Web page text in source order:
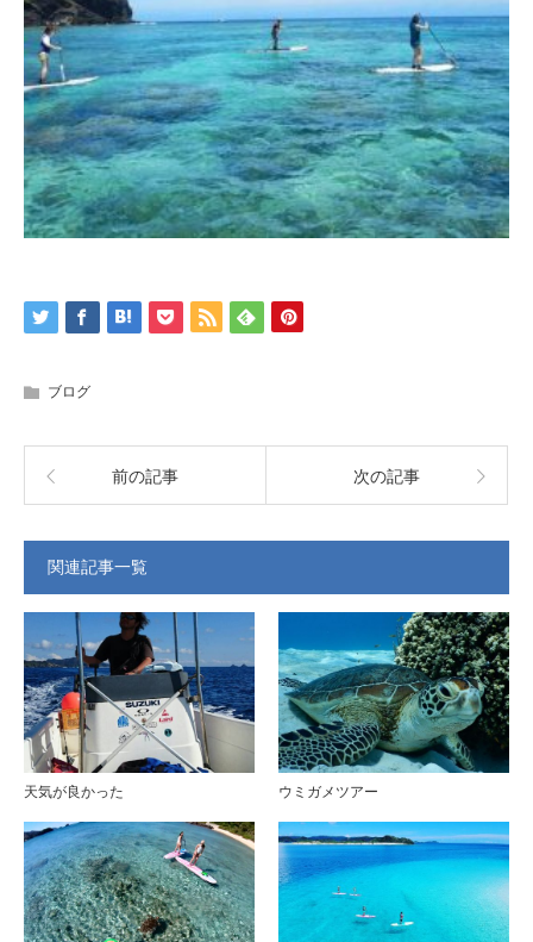
ブログ
前の記事 次の記事
関連記事一覧
天気が良かった ウミガメツアー